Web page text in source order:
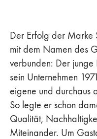
Der Erfolg der Marke
mit dem Namen des
verbunden: Der
sein Unternehmen
eigene und durchaus
So legte er schon
Qualität,
Miteinander. Um